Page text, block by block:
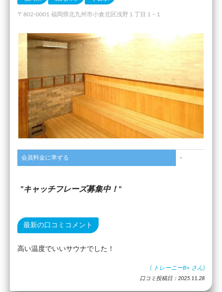
〒802-0001 福岡県北九州市小倉北区浅野１丁目１−１
会員料金に準ずる -
キャッチフレーズ募集中！
最新の口コミコメント
高い温度でいいサウナでした！
( トレーニーB+ さん)
口コミ投稿日：2025.11.28